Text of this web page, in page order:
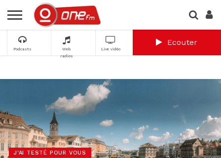
Podcasts
Web
radios
Live vidéo
Ecouter
J'AI TESTÉ POUR VOUS